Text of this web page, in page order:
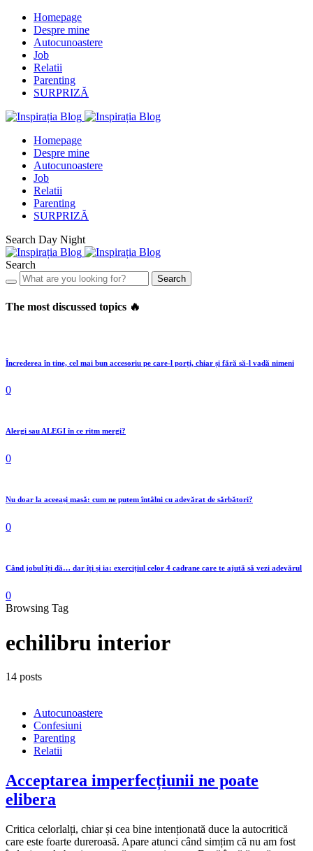
Homepage
Despre mine
Autocunoastere
Job
Relatii
Parenting
SURPRIZĂ
Homepage
Despre mine
Autocunoastere
Job
Relatii
Parenting
SURPRIZĂ
Search Day Night
Search
Search
The most discussed topics 🔥
Încrederea în tine, cel mai bun accesoriu pe care-l porți, chiar și fără să-l vadă nimeni
0
Alergi sau ALEGI în ce ritm mergi?
0
Nu doar la aceeași masă: cum ne putem întâlni cu adevărat de sărbători?
0
Când jobul îți dă… dar îți și ia: exercițiul celor 4 cadrane care te ajută să vezi adevărul
0
Browsing Tag
echilibru interior
14 posts
Autocunoastere
Confesiuni
Parenting
Relatii
Acceptarea imperfecțiunii ne poate
elibera
Critica celorlalți, chiar și cea bine intenționată duce la autocritică
care este foarte dureroasă. Apare atunci când simțim că nu am fost